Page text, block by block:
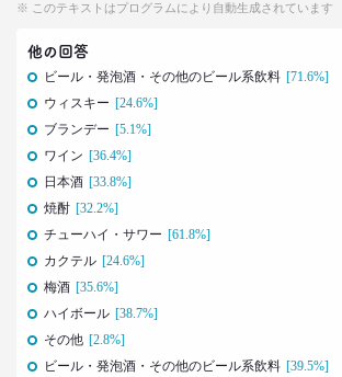
前沢 裕文
2022.02.21
グラドルに聞く＆調査に見る
おじさんの“発言”が嫌われるワケ
–日経クロストレンド 連載㉒–
前沢 裕文
2022.02.03
子ども思いの「40代おじさん」に送る
“ドミニカ流”子育て法
※ このテキストはプログラムにより自動生成されています
他の回答
ビール・発泡酒・その他のビール系飲料 [71.6%]
ウィスキー [24.6%]
ブランデー [5.1%]
ワイン [36.4%]
日本酒 [33.8%]
焼酎 [32.2%]
チューハイ・サワー [61.8%]
カクテル [24.6%]
梅酒 [35.6%]
ハイボール [38.7%]
その他 [2.8%]
ビール・発泡酒・その他のビール系飲料 [39.5%]